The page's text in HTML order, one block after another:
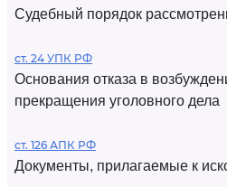
Судебный порядок
ст. 24 УПК РФ
Основания отказа в
прекращения уголовного дела
ст. 126 АПК РФ
Документы, прилагаемые к